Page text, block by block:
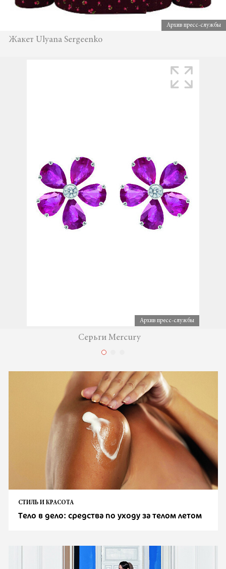
Архив пресс-службы
Жакет Ulyana Sergeenko
Архив пресс-службы
Серьги Mercury
СТИЛЬ И КРАСОТА
Тело в дело: средства по уходу за телом летом